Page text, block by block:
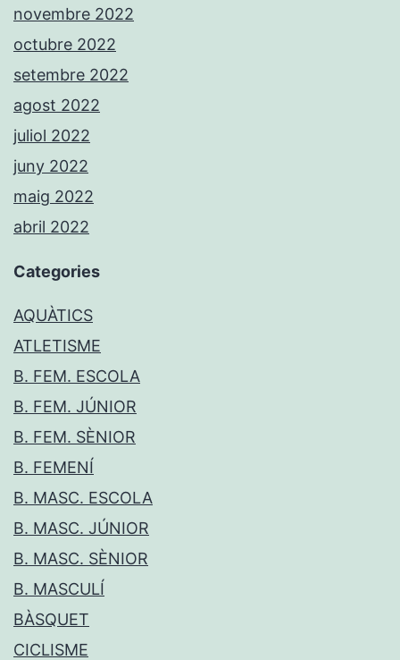
novembre 2022
octubre 2022
setembre 2022
agost 2022
juliol 2022
juny 2022
maig 2022
abril 2022
Categories
AQUÀTICS
ATLETISME
B. FEM. ESCOLA
B. FEM. JÚNIOR
B. FEM. SÈNIOR
B. FEMENÍ
B. MASC. ESCOLA
B. MASC. JÚNIOR
B. MASC. SÈNIOR
B. MASCULÍ
BÀSQUET
CICLISME